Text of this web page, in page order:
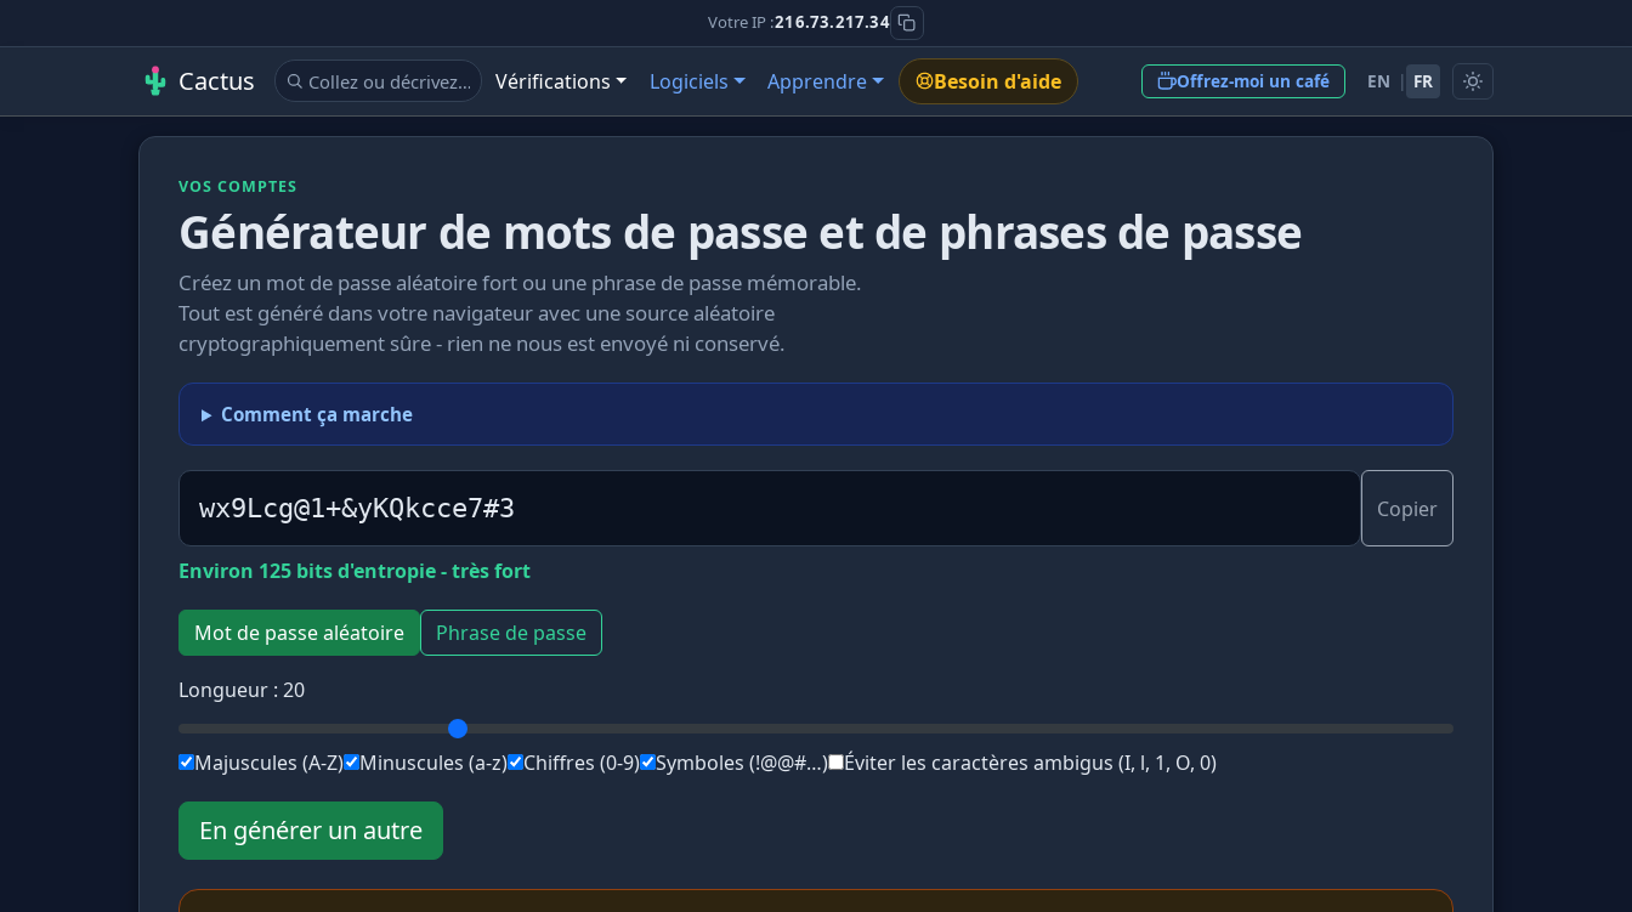
Votre IP :216.73.217.34
Cactus Vérifications Logiciels Apprendre Besoin d'aide Offrez-moi un café EN | FR
VOS COMPTES
Générateur de mots de passe et de phrases de passe
Créez un mot de passe aléatoire fort ou une phrase de passe mémorable.
Tout est généré dans votre navigateur avec une source aléatoire
cryptographiquement sûre - rien ne nous est envoyé ni conservé.
Comment ça marche
wx9Lcg@1+&yKQkcce7#3 Copier
Environ 125 bits d'entropie - très fort
Mot de passe aléatoire Phrase de passe
Longueur : 20
Majuscules (A-Z) Minuscules (a-z) Chiffres (0-9) Symboles (!@@#…) Éviter les caractères ambigus (I, l, 1, O, 0)
En générer un autre